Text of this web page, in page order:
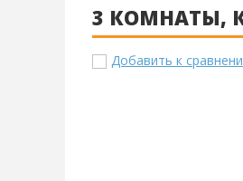
3 КОМНАТЫ,
Добавить к